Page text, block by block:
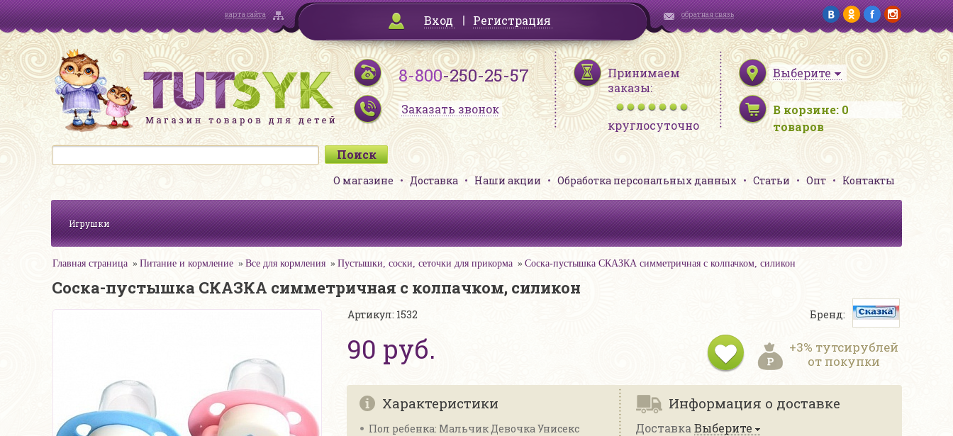
карта сайта Вход Регистрация обратная связь
8-800-250-25-57
Заказать звонок
Принимаем
заказы:
круглосуточно
Выберите
В корзине: 0
товаров
О магазине Доставка Наши акции Обработка персональных данных Статьи Опт Контакты
Игрушки
Главная страница Питание и кормление Все для кормления Пустышки, соски, сеточки для прикорма Соска-пустышка СКАЗКА симметричная с колпачком, силикон
Соска-пустышка СКАЗКА симметричная с колпачком, силикон
Артикул: 1532
90 руб.
Бренд:
+3% тутсирублей
от покупки
Характеристики
Пол ребенка: Мальчик Девочка Унисекс
Информация о доставке
Доставка Выберите